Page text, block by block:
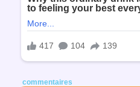
commentaires